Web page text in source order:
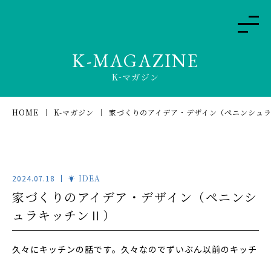
K-MAGAZINE
K-マガジン
HOME K-マガジン 家づくりのアイデア・デザイン（ペニンシュ
2024.07.18 IDEA
家づくりのアイデア・デザイン（ペニンシ
ュラキッチンⅡ）
久々にキッチンの話です。久々なのでずいぶん以前のキッチ